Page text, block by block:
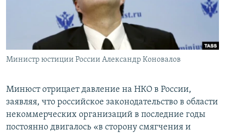
Министр юстиции России Александр Коновалов
Минюст отрицает давление на НКО в России,
заявляя, что российское законодательство в области
некоммерческих организаций в последние годы
постоянно двигалось «в сторону смягчения и